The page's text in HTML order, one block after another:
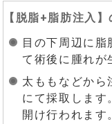
【 脱脂+脂肪注入
目の下周辺に脂
て術後に腫れが
太ももなどから
にて採取します
開け行われます